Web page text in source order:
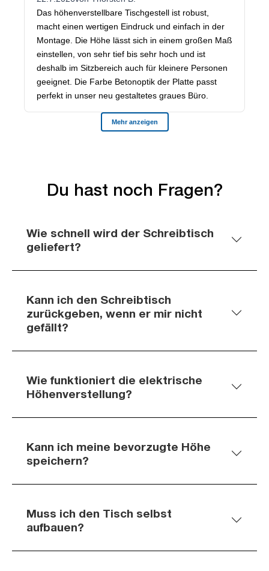
Du hast noch Fragen?
Wie schnell wird der Schreibtisch
geliefert?
Kann ich den Schreibtisch
zurückgeben, wenn er mir nicht
gefällt?
Wie funktioniert die elektrische
Höhenverstellung?
Kann ich meine bevorzugte Höhe
speichern?
Muss ich den Tisch selbst
aufbauen?